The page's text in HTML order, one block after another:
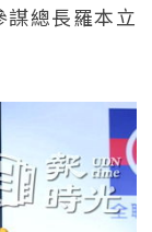
總長羅本立